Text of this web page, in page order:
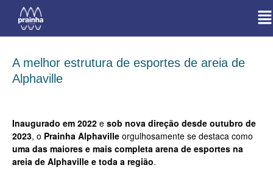
A melhor estrutura de esportes de areia de
Alphaville
Inaugurado em 2022 e sob nova direção desde outubro de
2023, o Prainha Alphaville orgulhosamente se destaca como
uma das maiores e mais completa arena de esportes na
areia de Alphaville e toda a região.